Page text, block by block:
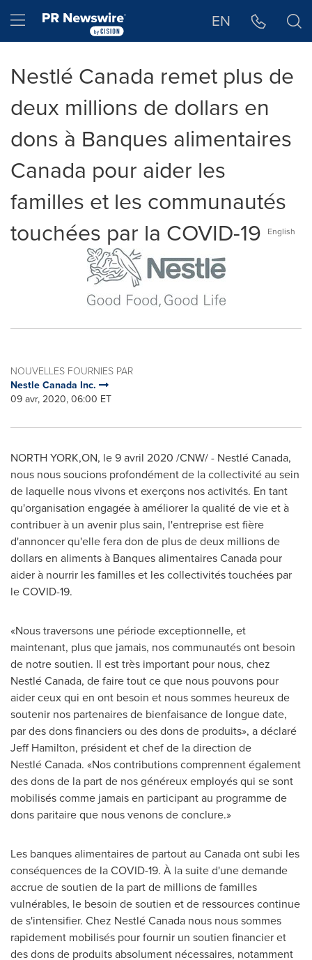
Hamburger menu EN
Nestlé Canada remet plus de
deux millions de dollars en
dons à Banques alimentaires
Canada pour aider les
familles et les communautés
touchées par la COVID-19
English
NOUVELLES FOURNIES PAR
Nestle Canada Inc.
09 avr, 2020, 06:00 ET
NORTH YORK,ON, le 9 avril 2020 /CNW/ - Nestlé Canada,
nous nous soucions profondément de la collectivité au sein
de laquelle nous vivons et exerçons nos activités. En tant
qu'organisation engagée à améliorer la qualité de vie et à
contribuer à un avenir plus sain, l'entreprise est fière
d'annoncer qu'elle fera don de plus de deux millions de
dollars en aliments à Banques alimentaires Canada pour
aider à nourrir les familles et les collectivités touchées par
le COVID-19.
«Nous traversons une période exceptionnelle, et
maintenant, plus que jamais, nos communautés ont besoin
de notre soutien. Il est très important pour nous, chez
Nestlé Canada, de faire tout ce que nous pouvons pour
aider ceux qui en ont besoin et nous sommes heureux de
soutenir nos partenaires de bienfaisance de longue date,
par des dons financiers ou des dons de produits», a déclaré
Jeff Hamilton, président et chef de la direction de
Nestlé Canada. «Nos contributions comprennent également
des dons de la part de nos généreux employés qui se sont
mobilisés comme jamais en participant au programme de
dons paritaire que nous venons de conclure.»
Les banques alimentaires de partout au Canada ont subi les
conséquences de la COVID-19. À la suite d'une demande
accrue de soutien de la part de millions de familles
vulnérables, le besoin de soutien et de ressources continue
de s'intensifier. Chez Nestlé Canada nous nous sommes
rapidement mobilisés pour fournir un soutien financier et
des dons de produits absolument nécessaires, notamment